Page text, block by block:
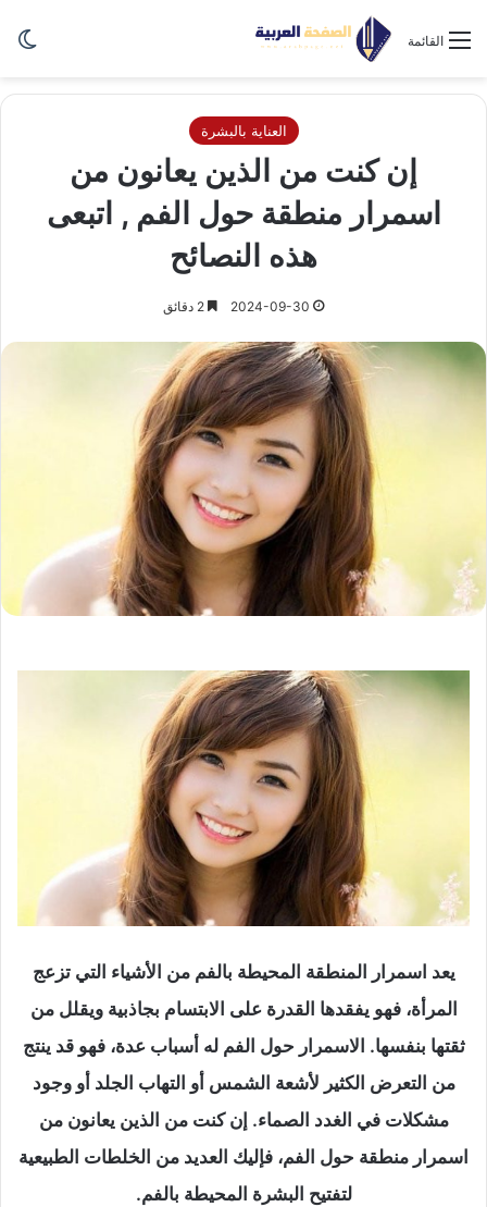
القائمة
العناية بالبشرة
إن كنت من الذين يعانون من
اسمرار منطقة حول الفم , اتبعى
هذه النصائح
2024-09-30
يعد اسمرار المنطقة المحيطة بالفم من الأشياء التي تزعج
المرأة، فهو يفقدها القدرة على الابتسام بجاذبية ويقلل من
ثقتها بنفسها. الاسمرار حول الفم له أسباب عدة، فهو قد ينتج
من التعرض الكثير لأشعة الشمس أو التهاب الجلد أو وجود
مشكلات في الغدد الصماء. إن كنت من الذين يعانون من
اسمرار منطقة حول الفم، فإليك العديد من الخلطات الطبيعية
لتفتيح البشرة المحيطة بالفم.